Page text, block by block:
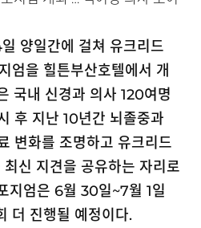
양일간에 걸쳐 유크리드
엄을 힐튼부산호텔에서 개
국내 신경과 의사 120여명
후 지난 10년간 뇌졸중과
변화를 조명하고 유크리드
신 지견을 공유하는 자리로
지엄은 6월 30일~7월 1일
더 진행될 예정이다.